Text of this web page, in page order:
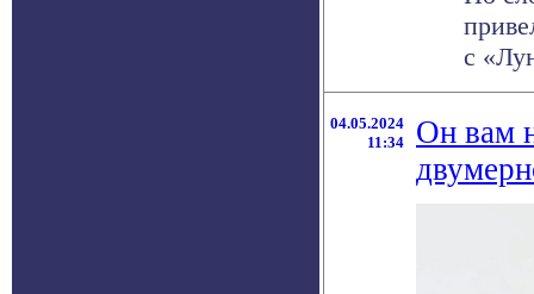
с
04.05.2024
11:34
Он вам